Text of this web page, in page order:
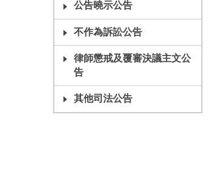
公告曉示公告
不作為訴訟公告
律師懲戒及覆審決議主文公
告
其他司法公告